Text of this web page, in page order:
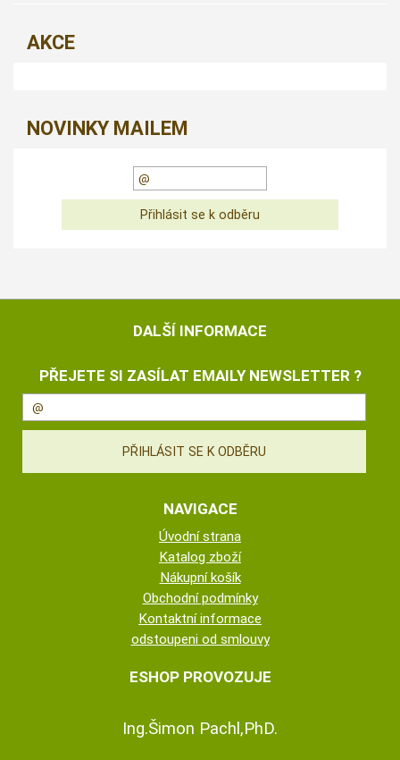
AKCE
NOVINKY MAILEM
DALŠÍ INFORMACE
PŘEJETE SI ZASÍLAT EMAILY NEWSLETTER ?
NAVIGACE
Úvodní strana
Katalog zboží
Nákupní košík
Obchodní podmínky
Kontaktní informace
odstoupeni od smlouvy
ESHOP PROVOZUJE
Ing.Šimon Pachl,PhD.